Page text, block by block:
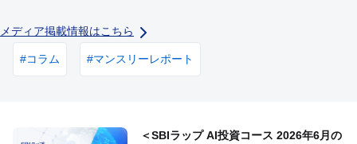
メディア掲載情報はこちら
#コラム #マンスリーレポート
＜SBIラップ AI投資コース 2026年6月の